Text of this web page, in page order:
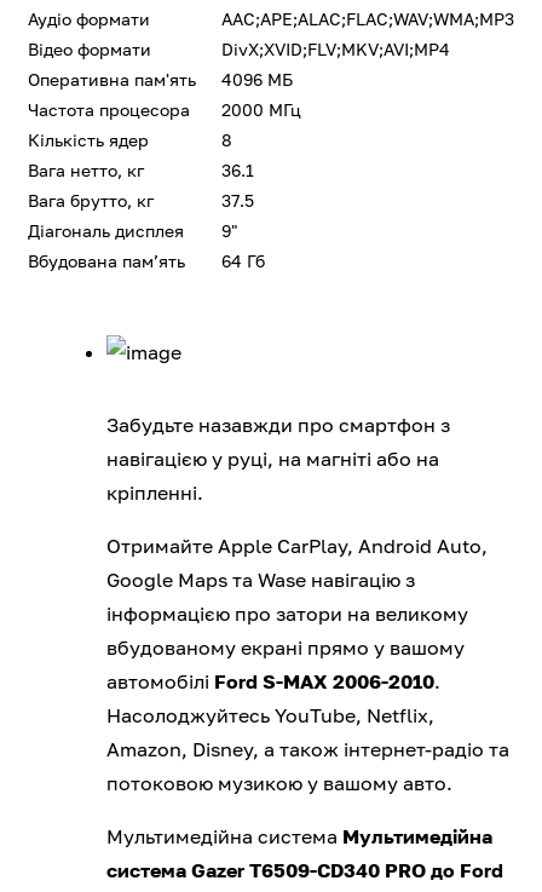
Аудіо формати
AAC;APE;ALAC;FLAC;WAV;WMA;MP3
Відео формати
DivX;XVID;FLV;MKV;AVI;MP4
Оперативна пам'ять
4096 МБ
Частота процесора
2000 МГц
Кількість ядер
8
Вага нетто, кг
36.1
Вага брутто, кг
37.5
Діагональ дисплея
9"
Вбудована памʼять
64 Гб
Забудьте назавжди про смартфон з
навігацією у руці, на магніті або на
кріпленні.
Отримайте Apple CarPlay, Android Auto,
Google Maps та Wase навігацію з
інформацією про затори на великому
вбудованому екрані прямо у вашому
автомобілі Ford S-MAX 2006-2010.
Насолоджуйтесь YouTube, Netflix,
Amazon, Disney, а також інтернет-радіо та
потоковою музикою у вашому авто.
Мультимедійна система Мультимедійна
система Gazer T6509-CD340 PRO до Ford